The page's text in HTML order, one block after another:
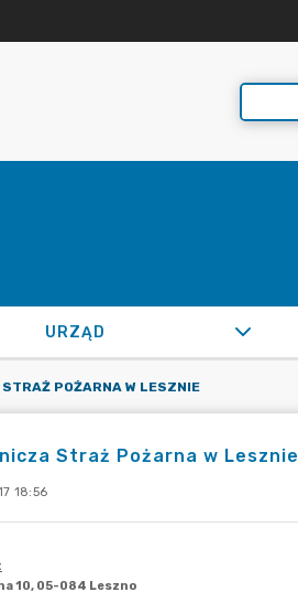
URZĄD
POŻARNA W LESZNIE
Straż Pożarna w Lesznie
18:56